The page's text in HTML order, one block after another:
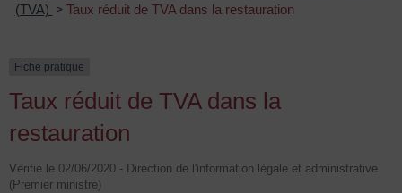
(TVA)
> Taux réduit de TVA dans la restauration
Fiche pratique
Taux réduit de TVA dans la
restauration
Vérifié le 02/06/2020 - Direction de l'information légale et administrative
(Premier ministre)